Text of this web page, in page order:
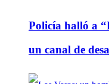
Policía halló a
un canal de